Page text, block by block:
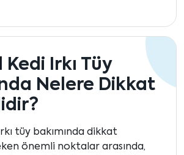
Kedi Irkı Tüy
Nelere Dikkat
tüy bakımında dikkat
önemli noktalar arasında,